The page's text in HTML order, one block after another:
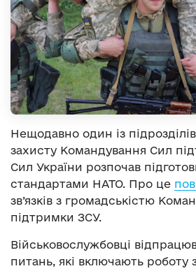
Нещодавно один із
захисту Командування Сил
Сил України розпочав
стандартами НАТО. Про це
зв’язків з громадськістю
підтримки ЗСУ.
Військовослужбовці
питань, які включають роботу